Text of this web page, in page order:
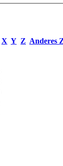
X Y Z Anderes